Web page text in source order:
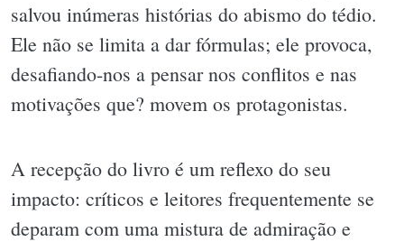
salvou inúmeras histórias do abismo do tédio.
Ele não se limita a dar fórmulas; ele provoca,
desafiando-nos a pensar nos conflitos e nas
motivações que? movem os protagonistas.
A recepção do livro é um reflexo do seu
impacto: críticos e leitores frequentemente se
deparam com uma mistura de admiração e